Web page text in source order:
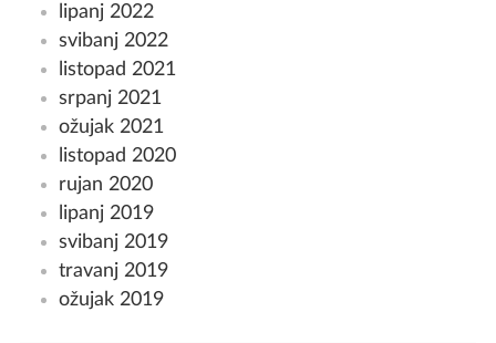
lipanj 2022
svibanj 2022
listopad 2021
srpanj 2021
ožujak 2021
listopad 2020
rujan 2020
lipanj 2019
svibanj 2019
travanj 2019
ožujak 2019